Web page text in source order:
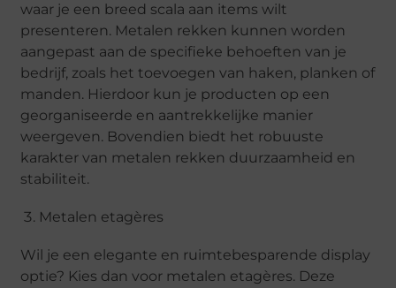
waar je een breed scala aan items wilt
presenteren. Metalen rekken kunnen worden
aangepast aan de specifieke behoeften van je
bedrijf, zoals het toevoegen van haken, planken of
manden. Hierdoor kun je producten op een
georganiseerde en aantrekkelijke manier
weergeven. Bovendien biedt het robuuste
karakter van metalen rekken duurzaamheid en
stabiliteit.
Metalen etagères
Wil je een elegante en ruimtebesparende display
optie? Kies dan voor metalen etagères. Deze